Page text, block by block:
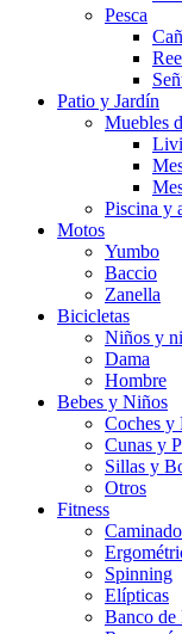
Pesca
Patio y Jardín
Muebles
Piscina y
Motos
Yumbo
Baccio
Zanella
Bicicletas
Niños y
Dama
Hombre
Bebes y Niños
Coches y
Cunas y
Sillas y
Otros
Fitness
Spinning
Elípticas
Banco de